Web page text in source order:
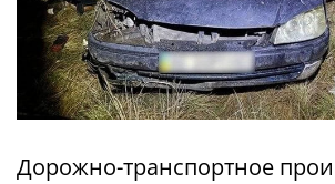
Дорожно-транспортное